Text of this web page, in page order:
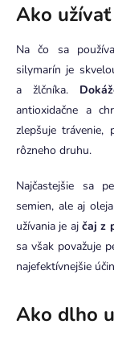
Ako
Na čo sa
silymarín je
a žlčníka.
antioxidačne a
zlepšuje trávenie,
rôzneho druhu.
Najčastejšie sa
semien, ale aj
užívania je aj čaj z
sa však považuje
najefektívnejšie
Ako dlho